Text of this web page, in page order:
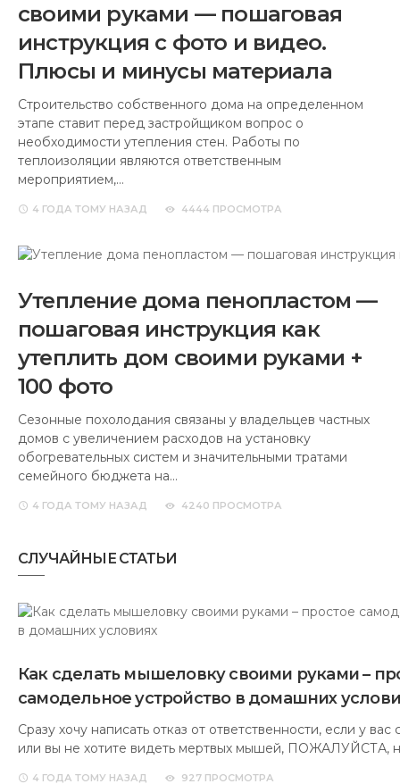
своими руками — пошаговая
инструкция с фото и видео.
Плюсы и минусы материала
Строительство собственного дома на определенном
этапе ставит перед застройщиком вопрос о
необходимости утепления стен. Работы по
теплоизоляции являются ответственным
мероприятием,…
4 ГОДА ТОМУ НАЗАД 4444 ПРОСМОТРА
Утепление дома пенопластом —
пошаговая инструкция как
утеплить дом своими руками +
100 фото
Сезонные похолодания связаны у владельцев частных
домов с увеличением расходов на установку
обогревательных систем и значительными тратами
семейного бюджета на…
4 ГОДА ТОМУ НАЗАД 4240 ПРОСМОТРА
СЛУЧАЙНЫЕ СТАТЬИ
Как сделать мышеловку своими руками –
самодельное устройство в домашних
Сразу хочу написать отказ от ответственности, если у
или вы не хотите видеть мертвых мышей, ПОЖАЛУЙСТА,
4 ГОДА ТОМУ НАЗАД 927 ПРОСМОТРА